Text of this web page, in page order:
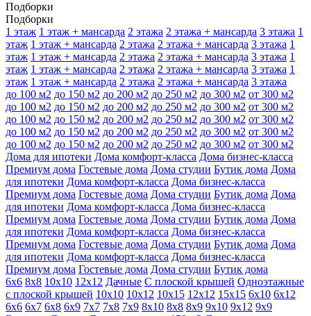
Подборки
Подборки
1 этаж 1 этаж + мансарда 2 этажа 2 этажа + мансарда 3 этажа 1
этаж 1 этаж + мансарда 2 этажа 2 этажа + мансарда 3 этажа 1
этаж 1 этаж + мансарда 2 этажа 2 этажа + мансарда 3 этажа 1
этаж 1 этаж + мансарда 2 этажа 2 этажа + мансарда 3 этажа 1
этаж 1 этаж + мансарда 2 этажа 2 этажа + мансарда 3 этажа
до 100 м2 до 150 м2 до 200 м2 до 250 м2 до 300 м2 от 300 м2
до 100 м2 до 150 м2 до 200 м2 до 250 м2 до 300 м2 от 300 м2
до 100 м2 до 150 м2 до 200 м2 до 250 м2 до 300 м2 от 300 м2
до 100 м2 до 150 м2 до 200 м2 до 250 м2 до 300 м2 от 300 м2
до 100 м2 до 150 м2 до 200 м2 до 250 м2 до 300 м2 от 300 м2
Дома для ипотеки Дома комфорт-класса Дома бизнес-класса
Премиум дома Гостевые дома Дома студии Бутик дома Дома
для ипотеки Дома комфорт-класса Дома бизнес-класса
Премиум дома Гостевые дома Дома студии Бутик дома Дома
для ипотеки Дома комфорт-класса Дома бизнес-класса
Премиум дома Гостевые дома Дома студии Бутик дома Дома
для ипотеки Дома комфорт-класса Дома бизнес-класса
Премиум дома Гостевые дома Дома студии Бутик дома Дома
для ипотеки Дома комфорт-класса Дома бизнес-класса
Премиум дома Гостевые дома Дома студии Бутик дома
6х6 8х8 10х10 12х12 Дачные С плоской крышей Одноэтажные
с плоской крышей 10х10 10х12 10х15 12х12 15х15 6х10 6х12
6х6 6х7 6х8 6х9 7х7 7х8 7х9 8х10 8х8 8х9 9х10 9х12 9х9